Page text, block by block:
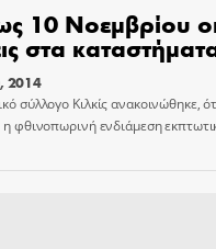
10 Νοεμβρίου
στα
2014
σύλλογο Κιλκίς ανακοινώθηκε,
φθινοπωρινή ενδιάμεση